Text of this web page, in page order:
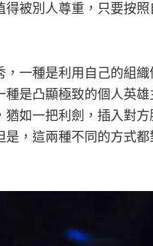
被別人尊重，只要按照
一種是利用自己的組織
是凸顯極致的個人英雄
如一把利劍，插入對方
，這兩種不同的方式